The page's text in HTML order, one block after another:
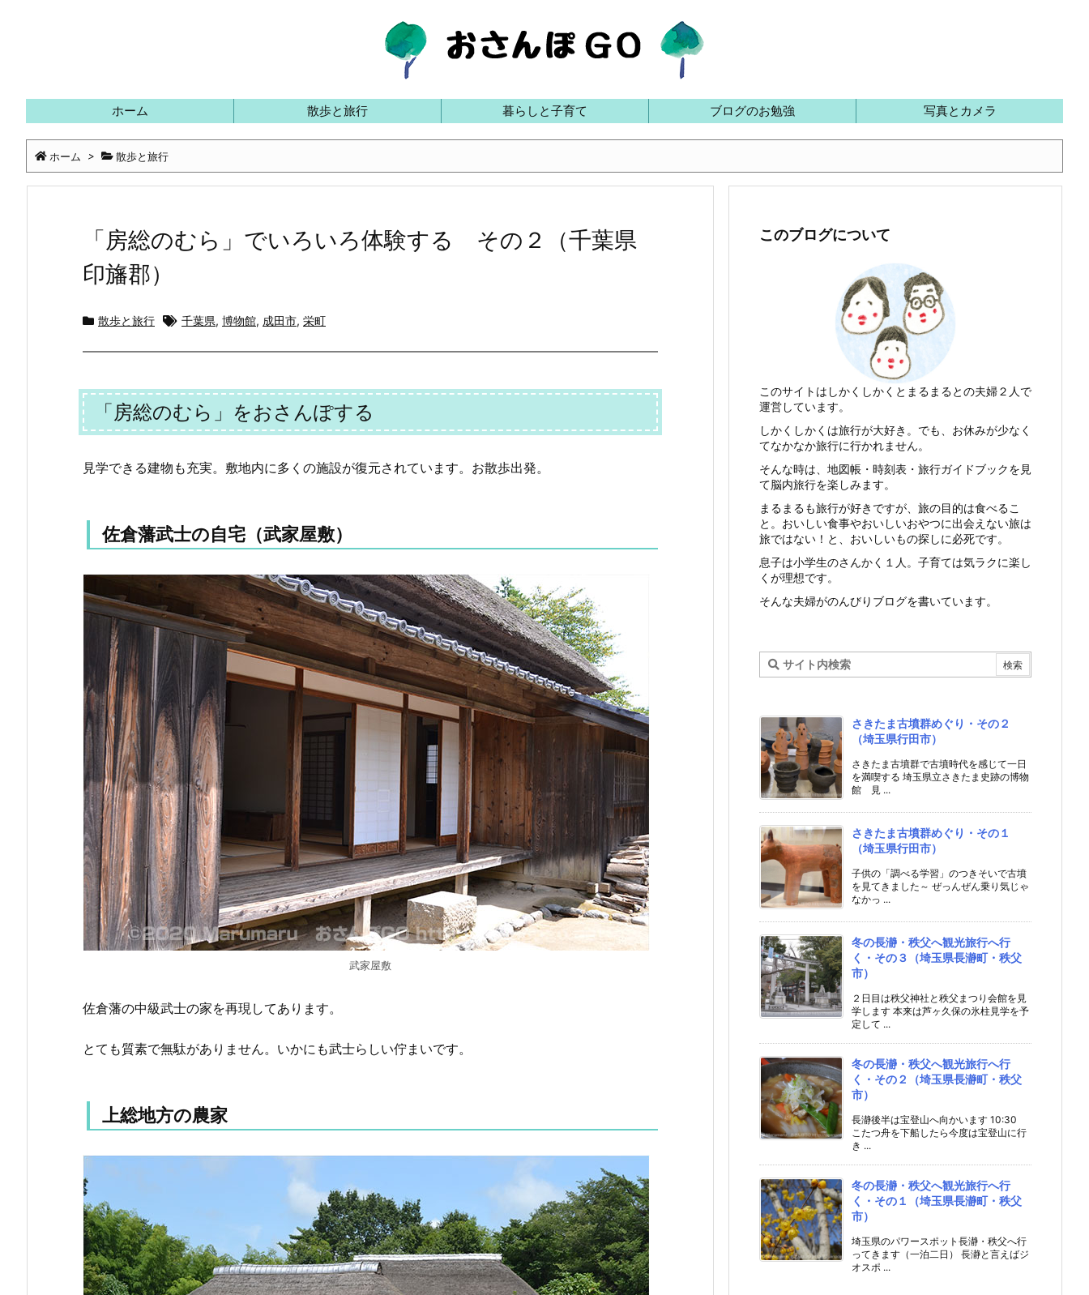
ホーム 散歩と旅行 暮らしと子育て ブログのお勉強 写真とカメラ
ホーム > 散歩と旅行
「房総のむら」でいろいろ体験する その２（千葉県
印旛郡）
散歩と旅行 千葉県, 博物館, 成田市, 栄町
「房総のむら」をおさんぽする
見学できる建物も充実。敷地内に多くの施設が復元されています。お散歩出発。
佐倉藩武士の自宅（武家屋敷）
武家屋敷
佐倉藩の中級武士の家を再現してあります。
とても質素で無駄がありません。いかにも武士らしい佇まいです。
上総地方の農家
このブログについて
このサイトはしかくしかくとまるまるとの夫婦２人で
運営しています。
しかくしかくは旅行が大好き。でも、お休みが少なく
てなかなか旅行に行かれません。
そんな時は、地図帳・時刻表・旅行ガイドブックを見
て脳内旅行を楽しみます。
まるまるも旅行が好きですが、旅の目的は食べるこ
と。おいしい食事やおいしいおやつに出会えない旅は
旅ではない！と、おいしいもの探しに必死です。
息子は小学生のさんかく１人。子育ては気ラクに楽し
くが理想です。
そんな夫婦がのんびりブログを書いています。
さきたま古墳群めぐり・その２
（埼玉県行田市）
さきたま古墳群で古墳時代を感じて一日
を満喫する 埼玉県立さきたま史跡の博物
館 見 ...
さきたま古墳群めぐり・その１
（埼玉県行田市）
子供の「調べる学習」のつきそいで古墳
を見てきました～ ぜっんぜん乗り気じゃ
なかっ ...
冬の長瀞・秩父へ観光旅行へ行
く・その３（埼玉県長瀞町・秩父
市）
２日目は秩父神社と秩父まつり会館を見
学します 本来は芦ヶ久保の氷柱見学を予
定して ...
冬の長瀞・秩父へ観光旅行へ行
く・その２（埼玉県長瀞町・秩父
市）
長瀞後半は宝登山へ向かいます 10:30
こたつ舟を下船したら今度は宝登山に行
き ...
冬の長瀞・秩父へ観光旅行へ行
く・その１（埼玉県長瀞町・秩父
市）
埼玉県のパワースポット長瀞・秩父へ行
ってきます（一泊二日） 長瀞と言えばジ
オスポ ...